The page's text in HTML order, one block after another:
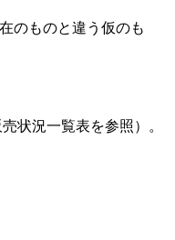
のものと違う仮のも
状況一覧表を参照）。